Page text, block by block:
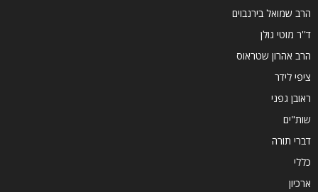
הרב שמואל בירנבוים
ד''ר מוטי גולן
הרב אהרון שטראוס
ציפי לידר
ראובן גפני
שות"ים
דברי תורה
כללי
ארכיון